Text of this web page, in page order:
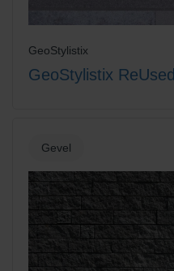
GeoStylistix
GeoStylistix ReUsed
Gevel